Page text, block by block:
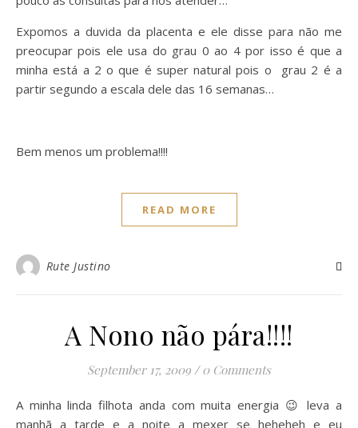
Expomos a duvida da placenta e ele disse para não me
preocupar pois ele usa do grau 0 ao 4 por isso é que a
minha está a 2 o que é super natural pois o grau 2 é a
partir segundo a escala dele das 16 semanas…
Bem menos um problema!!!!
READ MORE
Rute Justino
A Nono não pára!!!!
September 17, 2009 / 0 Comments
A minha linda filhota anda com muita energia 😉 leva a
manhã a tarde e a noite a mexer se heheheh e eu